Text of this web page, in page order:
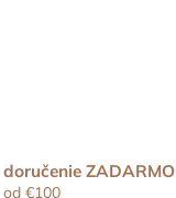
doručenie ZADARMO
od €100